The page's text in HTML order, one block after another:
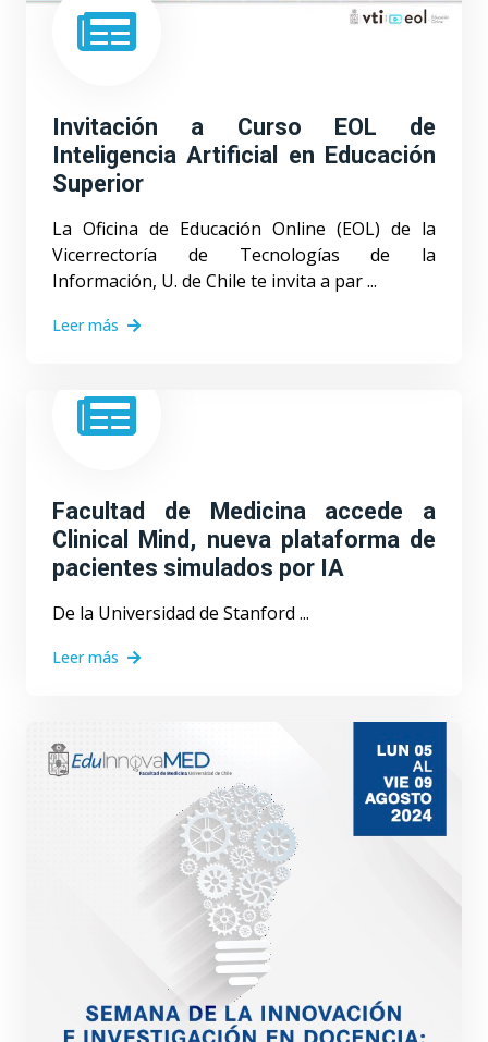
Invitación a Curso EOL de
Inteligencia Artificial en Educación
Superior
La Oficina de Educación Online (EOL)​ de la
Vicerrectoría de Tecnologías de la
Información, U. de Chile​ te invita a par ...
Leer más
Facultad de Medicina accede a
Clinical Mind, nueva plataforma de
pacientes simulados por IA
De la Universidad de Stanford ...
Leer más